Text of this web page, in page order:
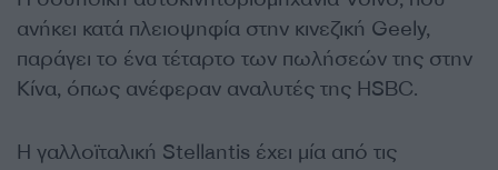
ανήκει κατά πλειοψηφία στην κινεζική Geely,
παράγει το ένα τέταρτο των πωλήσεών της στην
Κίνα, όπως ανέφεραν αναλυτές της HSBC.
Η γαλλοϊταλική Stellantis έχει μία από τις